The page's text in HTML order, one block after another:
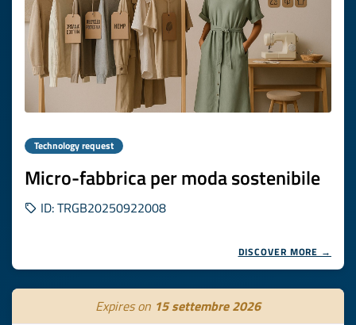
Technology request
Micro-fabbrica per moda sostenibile
ID: TRGB20250922008
DISCOVER MORE →
Expires on 15 settembre 2026